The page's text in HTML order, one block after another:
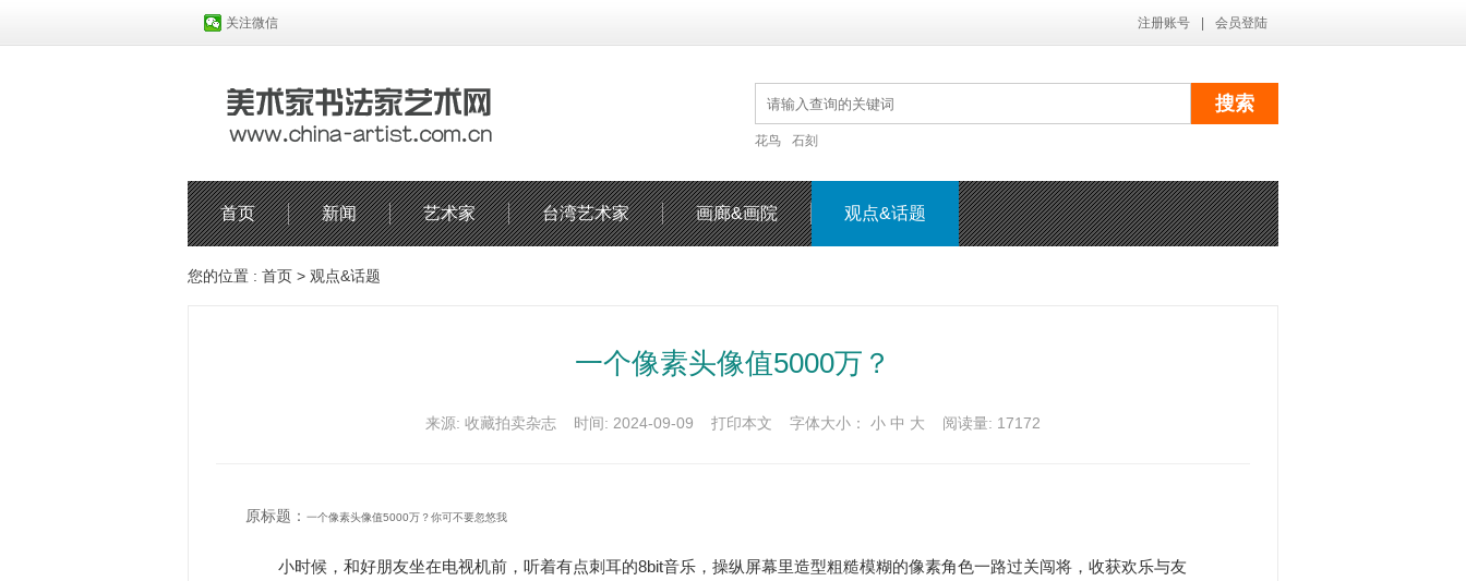
关注微信 注册账号 会员登陆
花鸟 石刻
首页 新闻 艺术家 台湾艺术家 画廊&画院 观点&话题
您的位置 : 首页 > 观点&话题
一个像素头像值5000万？
来源: 收藏拍卖杂志 时间: 2024-09-09 打印本文 字体大小： 小 中 大 阅读量: 17172
原标题： 一个像素头像值5000万？你可不要忽悠我
小时候，和好朋友坐在电视机前，听着有点刺耳的8bit音乐，操纵屏幕里造型粗糙模糊的像素角色一路过关闯将，收获欢乐与友